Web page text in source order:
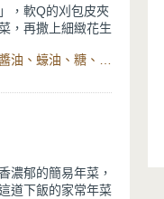
，軟Q的刈包皮夾
，再撒上細緻花生
再把炒香的辛香料
濃郁的簡易年菜，
道下飯的家常年菜